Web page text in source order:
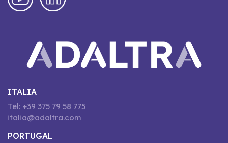
ITALIA
Tel: +39 375 79 58 775
italia@adaltra.com
PORTUGAL